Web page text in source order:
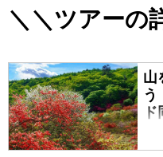
＼＼ツアーの
山
う